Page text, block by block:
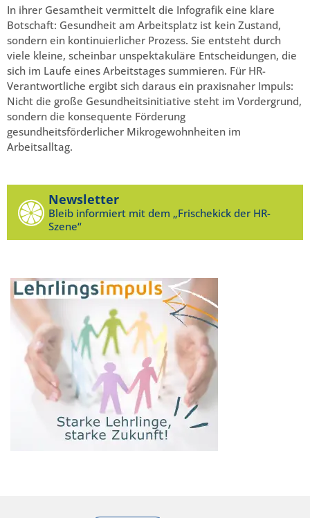
In ihrer Gesamtheit vermittelt die Infografik eine klare
Botschaft: Gesundheit am Arbeitsplatz ist kein Zustand,
sondern ein kontinuierlicher Prozess. Sie entsteht durch
viele kleine, scheinbar unspektakuläre Entscheidungen, die
sich im Laufe eines Arbeitstages summieren. Für HR-
Verantwortliche ergibt sich daraus ein praxisnaher Impuls:
Nicht die große Gesundheitsinitiative steht im Vordergrund,
sondern die konsequente Förderung
gesundheitsförderlicher Mikrogewohnheiten im
Arbeitsalltag.
Newsletter
Bleib informiert mit dem „Frischekick der HR-
Szene“